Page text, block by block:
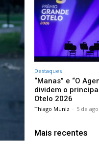
Destaques
“Manas” e “O
dividem o
Otelo 2026
Thiago Muniz - 5 de
Mais recentes